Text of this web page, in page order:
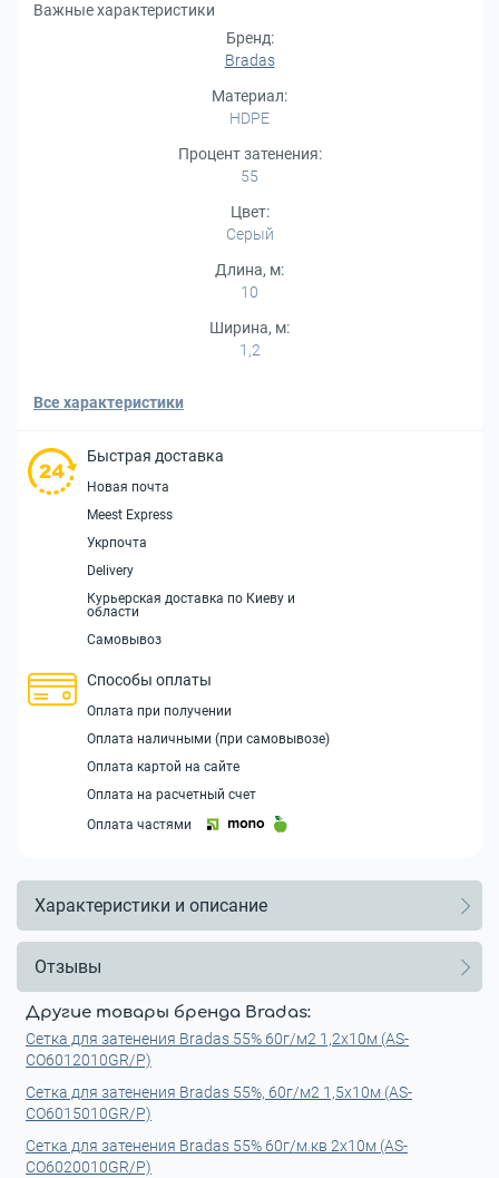
Важные характеристики
Бренд:
Bradas
Материал:
HDPE
Процент затенения:
55
Цвет:
Серый
Длина, м:
10
Ширина, м:
1,2
Все характеристики
Быстрая доставка
Новая почта
Meest Express
Укрпочта
Delivery
Курьерская доставка по Киеву и
области
Самовывоз
Способы оплаты
Оплата при получении
Оплата наличными (при самовывозе)
Оплата картой на сайте
Оплата на расчетный счет
Оплата частями
Характеристики и описание
Отзывы
Другие товары бренда Bradas:
Сетка для затенения Bradas 55% 60г/м2 1,2x10м (AS-
CO6012010GR/P)
Сетка для затенения Bradas 55%, 60г/м2 1,5x10м (AS-
CO6015010GR/P)
Сетка для затенения Bradas 55% 60г/м.кв 2x10м (AS-
CO6020010GR/P)